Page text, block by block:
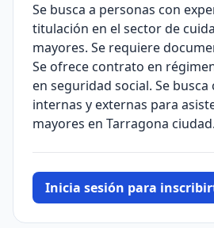
Se busca a personas con
titulación en el sector de
mayores. Se requiere
Se ofrece contrato en
en seguridad social. Se
internas y externas para
mayores en Tarragona ciudad.
Inicia sesión para